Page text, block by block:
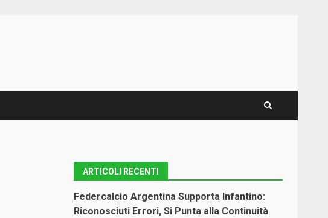
ARTICOLI RECENTI
Federcalcio Argentina Supporta Infantino:
Riconosciuti Errori, Si Punta alla Continuità